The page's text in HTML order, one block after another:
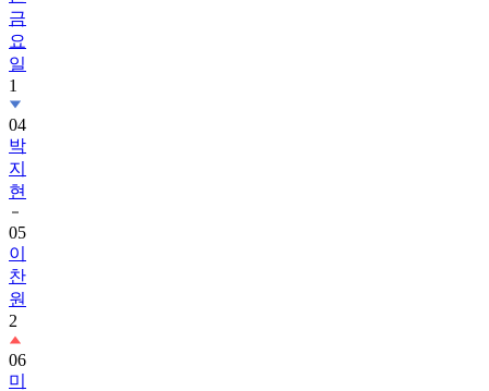
금
요
일
1
04
박
지
현
05
이
찬
원
2
06
미